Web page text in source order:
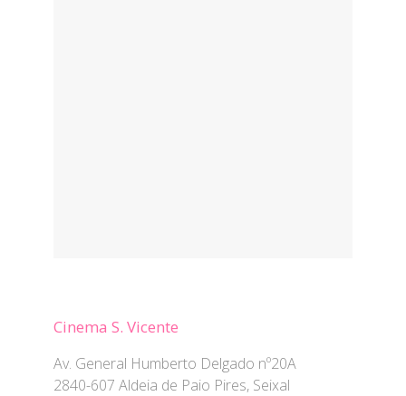
Cinema S. Vicente
Av. General Humberto Delgado nº20A
2840-607 Aldeia de Paio Pires, Seixal